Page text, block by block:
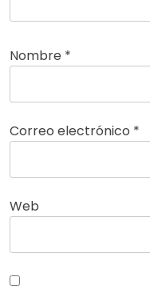
Nombre *
Correo electrónico *
Web